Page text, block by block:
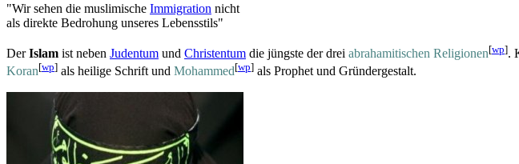
"Wir sehen die muslimische Immigration nicht
als direkte Bedrohung unseres Lebensstils"
DerIslam ist neben Judentum und Christentum die jüngste der drei abrahamitischen Religionen[wp].
Koran[wp] als heilige Schrift und Mohammed[wp] als Prophet und Gründergestalt.